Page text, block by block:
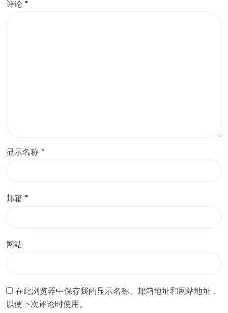
评论 *
显示名称 *
邮箱 *
网站
在此浏览器中保存我的显示名称、邮箱地址和网站地址，
以便下次评论时使用。